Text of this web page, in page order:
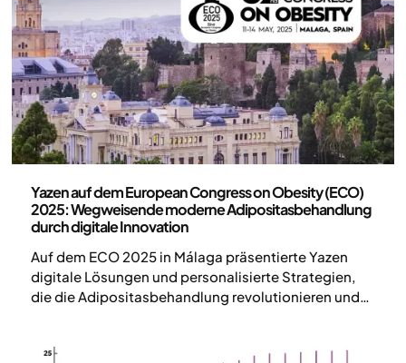
werden. Die Ergebnisse konnten bis zu 24 Monate
lang gehalten werden, wobei sich 57 % der
Patienten weiterhin in Behandlung befanden – ein
Beleg für die hohe Langzeitwirksamkeit in der
klinischen Praxis.
Yazen auf dem European Congress on Obesity (ECO)
2025: Wegweisende moderne Adipositasbehandlung
durch digitale Innovation
Auf dem ECO 2025 in Málaga präsentierte Yazen
digitale Lösungen und personalisierte Strategien,
die die Adipositasbehandlung revolutionieren und